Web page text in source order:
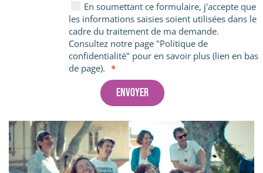
En soumettant ce formulaire, j'accepte que
les informations saisies soient utilisées dans le
cadre du traitement de ma demande.
Consultez notre page "Politique de
confidentialité" pour en savoir plus (lien en bas
de page).